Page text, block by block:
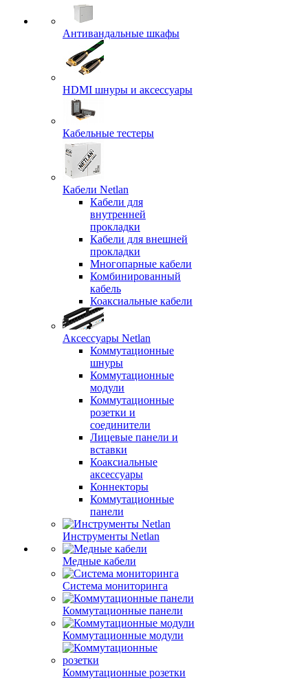
Антивандальные шкафы
HDMI шнуры и аксессуары
Кабельные тестеры
Кабели Netlan
Кабели для
внутренней
прокладки
Кабели для внешней
прокладки
Многопарные кабели
Комбинированный
кабель
Коаксиальные кабели
Аксессуары Netlan
Коммутационные
шнуры
Коммутационные
модули
Коммутационные
розетки и
соединители
Лицевые панели и
вставки
Коаксиальные
аксессуары
Коннекторы
Коммутационные
панели
Инструменты Netlan
Медные кабели
Система мониторинга
Коммутационные панели
Коммутационные модули
Коммутационные розетки